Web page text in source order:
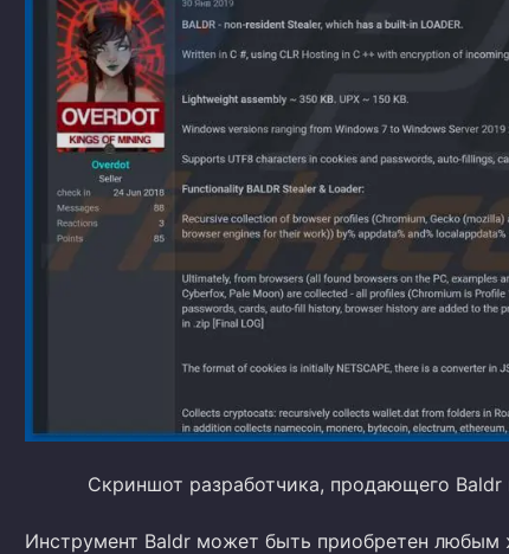
Скриншот разработчика, продающего
Инструмент Baldr может быть приобретен